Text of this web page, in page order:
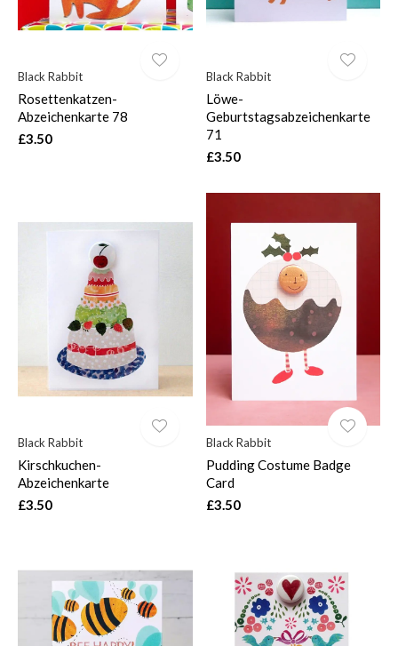
Black Rabbit
Rosettenkatzen-
Abzeichenkarte 78
£3.50
Black Rabbit
Löwe-
Geburtstagsabzeichenkarte
71
£3.50
Black Rabbit
Kirschkuchen-
Abzeichenkarte
£3.50
Black Rabbit
Pudding Costume Badge
Card
£3.50